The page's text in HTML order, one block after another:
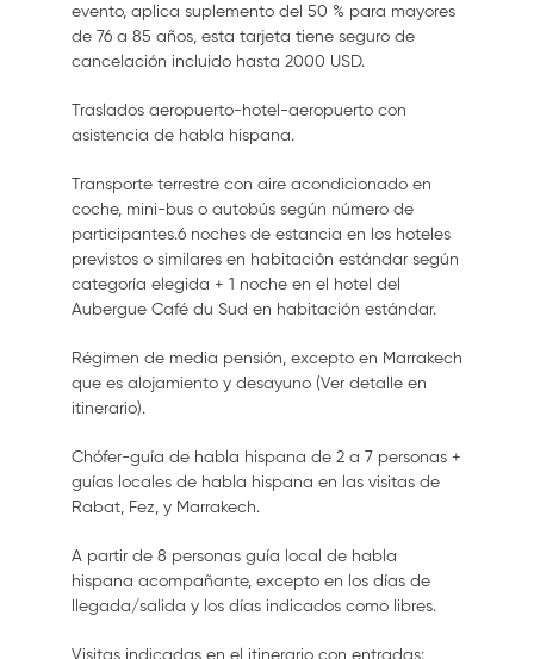
evento, aplica suplemento del 50 % para mayores
de 76 a 85 años, esta tarjeta tiene seguro de
cancelación incluido hasta 2000 USD.
Traslados aeropuerto-hotel-aeropuerto con
asistencia de habla hispana.
Transporte terrestre con aire acondicionado en
coche, mini-bus o autobús según número de
participantes.6 noches de estancia en los hoteles
previstos o similares en habitación estándar según
categoría elegida + 1 noche en el hotel del
Aubergue Café du Sud en habitación estándar.
Régimen de media pensión, excepto en Marrakech
que es alojamiento y desayuno (Ver detalle en
itinerario).
Chófer-guía de habla hispana de 2 a 7 personas +
guías locales de habla hispana en las visitas de
Rabat, Fez, y Marrakech.
A partir de 8 personas guía local de habla
hispana acompañante, excepto en los días de
llegada/salida y los días indicados como libres.